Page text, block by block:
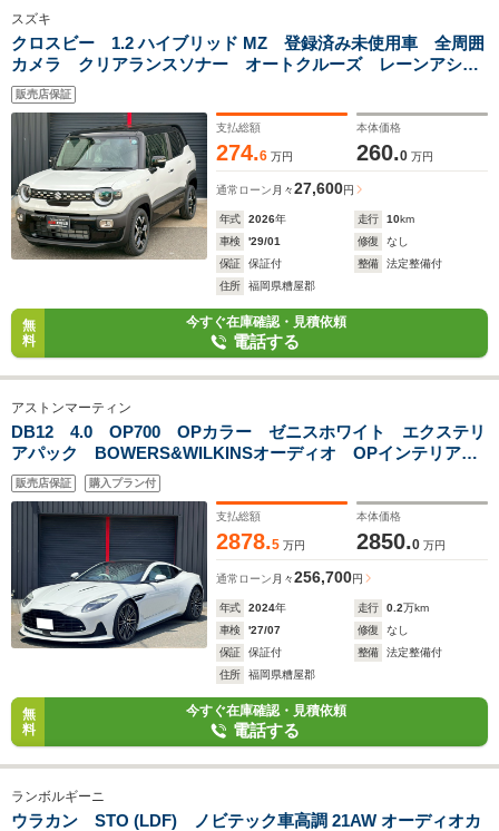
スズキ
クロスビー 1.2 ハイブリッド MZ 登録済み未使用車 全周囲
カメラ クリアランスソナー オートクルーズ レーンアシス
ト 衝突軽減システム オートライト LEDヘッドライト ス
マートキー シートヒーター
販売店保証
支払総額
274.6 万円
本体価格
260.0 万円
通常ローン 月々27,600円
年式 2026年 走行 10km
車検
'29/01 修復
なし
保証
保証付 整備
法定整備付
住所
福岡県糟屋郡
無
料
今すぐ在庫確認・見積依頼
電話する
アストンマーティン
DB12 4.0 OP700 OPカラー ゼニスホワイト エクステリ
アパック BOWERS&WILKINSオーディオ OPインテリア
インスパイア/コンフォート・ライトデュオトーン レザーカラ
ー オーロラブルー グレイシャーホワイト
販売店保証 購入プラン付
支払総額
2878.5 万円
本体価格
2850.0 万円
通常ローン 月々256,700円
年式 2024年 走行 0.2万km
車検
'27/07 修復
なし
保証
保証付 整備
法定整備付
住所
福岡県糟屋郡
無
料
今すぐ在庫確認・見積依頼
電話する
ランボルギーニ
ウラカン STO (LDF) ノビテック車高調 21AW オーディオカ